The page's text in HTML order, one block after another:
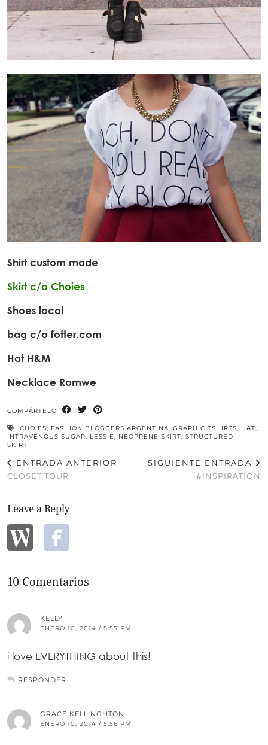
Shirt custom made
Skirt c/o Choies
Shoes local
bag c/o fotter.com
Hat H&M
Necklace Romwe
COMPÁRTELO
CHOIES, FASHION BLOGGERS ARGENTINA, GRAPHIC TSHIRTS, HAT,
INTRAVENOUS SUGAR, LESSIE, NEOPRENE SKIRT, STRUCTURED
SKIRT
ENTRADA ANTERIOR
CLOSET TOUR
SIGUIENTE ENTRADA
#INSPIRATION
Leave a Reply
10 Comentarios
KELLY
ENERO 10, 2014 / 5:55 PM
i love EVERYTHING about this!
RESPONDER
GRACE KELLINGHTON
ENERO 10, 2014 / 5:56 PM